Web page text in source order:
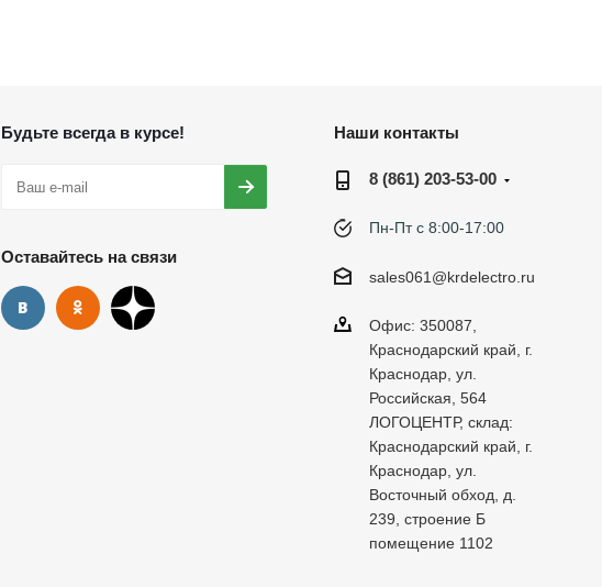
Будьте всегда в курсе!
Оставайтесь на связи
Наши контакты
8 (861) 203-53-00
Пн-Пт с 8:00-17:00
sales061@krdelectro.ru
Офис: 350087,
Краснодарский край, г.
Краснодар, ул.
Российская, 564
ЛОГОЦЕНТР, склад:
Краснодарский край, г.
Краснодар, ул.
Восточный обход, д.
239, строение Б
помещение 1102